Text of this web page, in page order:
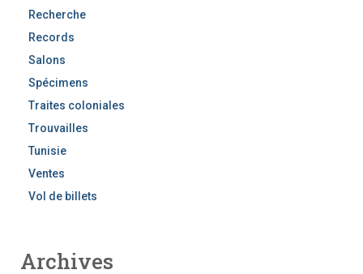
Recherche
Records
Salons
Spécimens
Traites coloniales
Trouvailles
Tunisie
Ventes
Vol de billets
Archives